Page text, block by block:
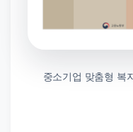
중소기업 맞춤형 복